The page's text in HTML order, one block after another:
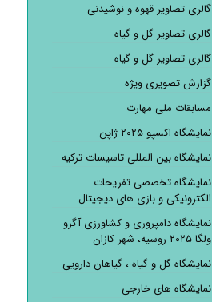
گالری تصاویر قهوه و نوشیدنی
گالری تصاویر گل و گیاه
گالری تصاویر گل و گیاه
گزارش تصویری ویژه
مسابقات ملی مهارت
نمایشگاه اکسپو ۲۰۲۵ ژاپن
نمایشگاه بین المللی تاسیسات ترکیه
نمایشگاه تخصصی تفریحات
الکترونیکی و بازی های دیجیتال
نمایشگاه دامپروری و کشاورزی آگرو
ولگا ۲۰۲۵ روسیه، شهر کازان
نمایشگاه گل و گیاه ، گیاهان دارویی
نمایشگاه های خارجی